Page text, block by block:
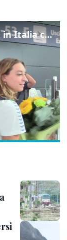
Europei nuoto, Pellacani rientra in Italia con gli azzurri dei tuffi